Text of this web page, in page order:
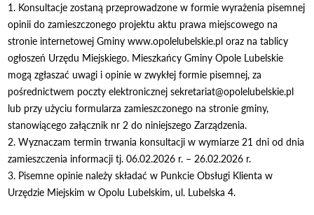
1. Konsultacje zostaną przeprowadzone w formie wyrażenia pisemnej
opinii do zamieszczonego projektu aktu prawa miejscowego na
stronie internetowej Gminy www.opolelubelskie.pl oraz na tablicy
ogłoszeń Urzędu Miejskiego. Mieszkańcy Gminy Opole Lubelskie
mogą zgłaszać uwagi i opinie w zwykłej formie pisemnej, za
pośrednictwem poczty elektronicznej sekretariat@opolelubelskie.pl
lub przy użyciu formularza zamieszczonego na stronie gminy,
stanowiącego załącznik nr 2 do niniejszego Zarządzenia.
2. Wyznaczam termin trwania konsultacji w wymiarze 21 dni od dnia
zamieszczenia informacji tj. 06.02.2026 r. – 26.02.2026 r.
3. Pisemne opinie należy składać w Punkcie Obsługi Klienta w
Urzędzie Miejskim w Opolu Lubelskim, ul. Lubelska 4.